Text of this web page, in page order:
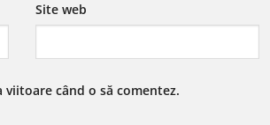
Site web
când o să comentez.